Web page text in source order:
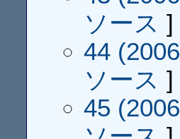
ソース ]
44
ソース ]
45